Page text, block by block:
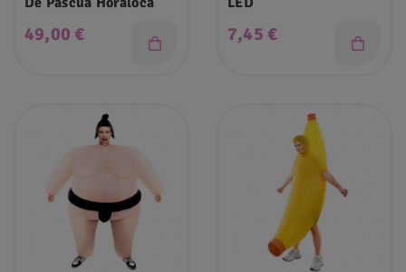
Precio
49,00 € Precio
7,45 €